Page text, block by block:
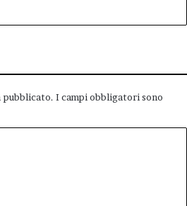
pubblicato. I campi obbligatori sono